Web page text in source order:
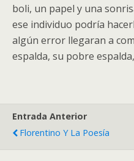
boli, un papel y una
ese individuo podría
algún error llegaran a
espalda, su pobre
Entrada Anterior
Florentino Y La Poesía